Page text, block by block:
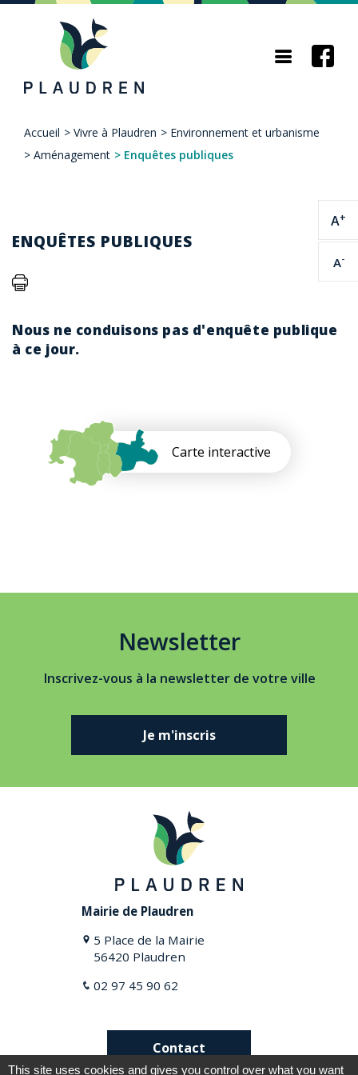
Aller
contenu
principal
A+
A-
Fil
Accueil > Vivre à Plaudren > Environnement et urbanisme
> Aménagement > Enquêtes publiques
ENQUÊTES PUBLIQUES
Nous ne conduisons pas d'enquête publique
à ce jour.
Carte interactive
Newsletter
Inscrivez-vous à la newsletter de votre ville
Je m'inscris
Mairie de Plaudren
5 Place de la Mairie
56420 Plaudren
02 97 45 90 62
Contact
This site uses cookies and gives you control over what you want